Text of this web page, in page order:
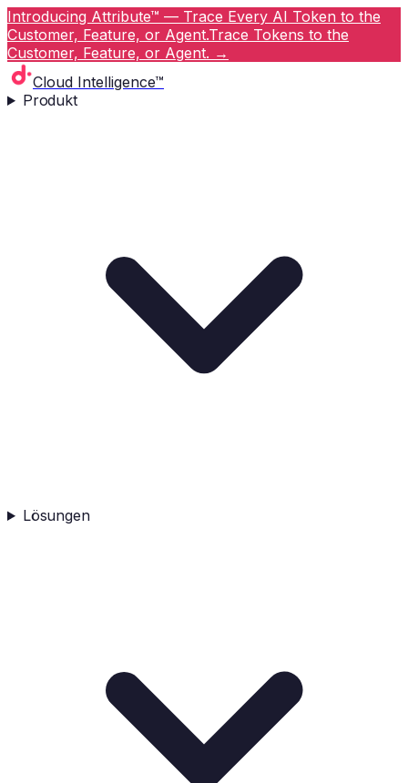
Introducing Attribute™ — Trace Every AI Token to the
Customer, Feature, or Agent.Trace Tokens to the
Customer, Feature, or Agent. →
Cloud Intelligence™
Produkt
Lösungen